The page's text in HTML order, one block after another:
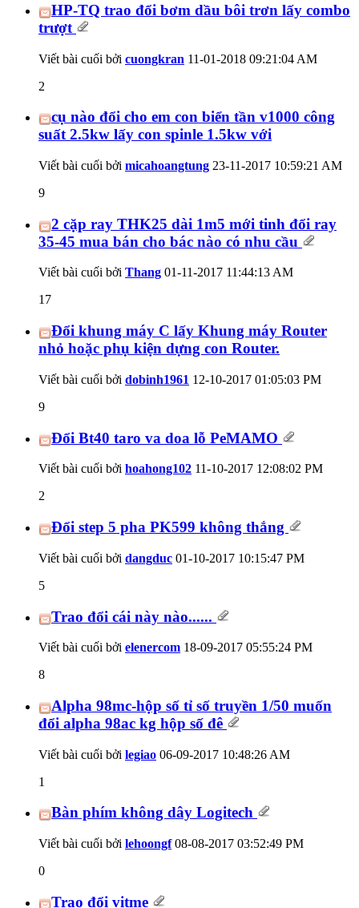
HP-TQ trao đổi bơm dầu bôi trơn lấy combo
trượt
Viết bài cuối bởi cuongkran 11-01-2018 09:21:04 AM
2
cụ nào đổi cho em con biển tần v1000 công
suất 2.5kw lấy con spinle 1.5kw với
Viết bài cuối bởi micahoangtung 23-11-2017 10:59:21 AM
9
2 cặp ray THK25 dài 1m5 mới tinh đổi ray
35-45 mua bán cho bác nào có nhu cầu
Viết bài cuối bởi Thang 01-11-2017 11:44:13 AM
17
Đổi khung máy C lấy Khung máy Router
nhỏ hoặc phụ kiện dựng con Router.
Viết bài cuối bởi dobinh1961 12-10-2017 01:05:03 PM
9
Đổi Bt40 taro va doa lỗ PeMAMO
Viết bài cuối bởi hoahong102 11-10-2017 12:08:02 PM
2
Đổi step 5 pha PK599 không thắng
Viết bài cuối bởi dangduc 01-10-2017 10:15:47 PM
5
Trao đổi cái này nào......
Viết bài cuối bởi elenercom 18-09-2017 05:55:24 PM
8
Alpha 98mc-hộp số tỉ số truyền 1/50 muốn
đổi alpha 98ac kg hộp số đê
Viết bài cuối bởi legiao 06-09-2017 10:48:26 AM
1
Bàn phím không dây Logitech
Viết bài cuối bởi lehoongf08-08-2017 03:52:49 PM
0
Trao đổi vitme